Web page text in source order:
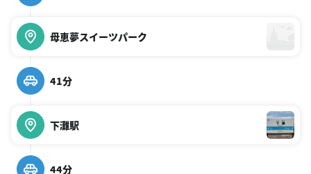
母恵夢スイーツパーク
41分
下灘駅
44分